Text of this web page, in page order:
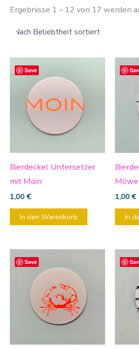
Ergebnisse 1 – 12 von 17 werden
Save
Bierdeckel Untersetzer
mit Moin
1,00 €
In den Warenkorb
Möwe
1,00 €
In
Save